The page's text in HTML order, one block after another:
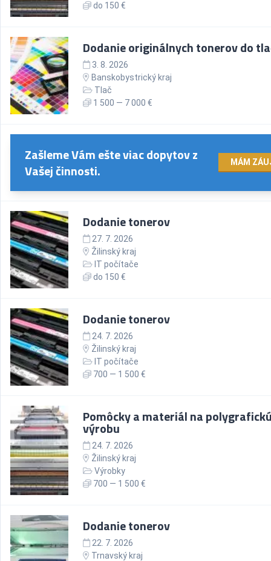
do 150 €
Dodanie originálnych tonerov do
3. 8. 2026
Banskobystrický kraj
Tlač
1 500 — 7 000 €
Zašleme Vám ešte viac dopytov z
Vašej činnosti.
MÁM
Dodanie tonerov
27. 7. 2026
Žilinský kraj
IT počítače
do 150 €
Dodanie tonerov
24. 7. 2026
Žilinský kraj
IT počítače
700 — 1 500 €
Pomôcky a materiál na
výrobu
24. 7. 2026
Žilinský kraj
Výrobky
700 — 1 500 €
Dodanie tonerov
22. 7. 2026
Trnavský kraj